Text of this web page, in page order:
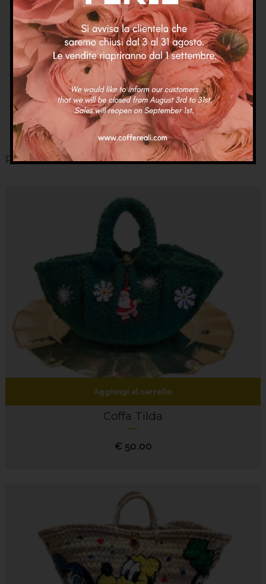
Misure: H. cm. 23 (manici in mano) L. cm. 30
Categorie: Coffe, Nuovi arrivi
Tag: borse borse gioiello coffa siciliana, coffe siciliane fashion bag,
sicilian bag, sicilian basket
Prodotti Correlati
Aggiungi al carrello
Coffa Tilda
€ 50.00